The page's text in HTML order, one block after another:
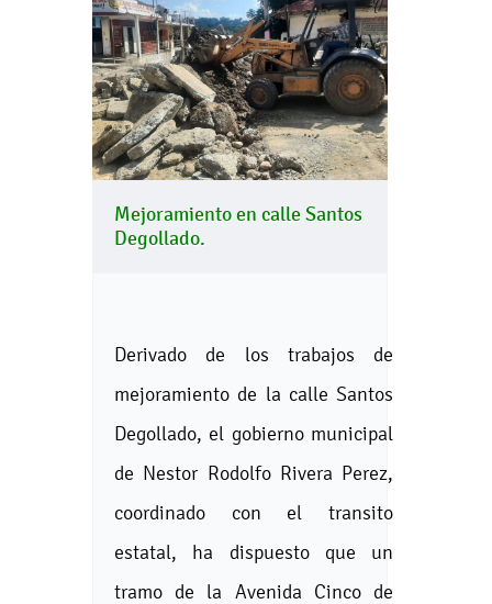
Mejoramiento en calle Santos
Degollado.
Derivado de los trabajos de
mejoramiento de la calle Santos
Degollado, el gobierno municipal
de Nestor Rodolfo Rivera Perez,
coordinado con el transito
estatal, ha dispuesto que un
tramo de la Avenida Cinco de